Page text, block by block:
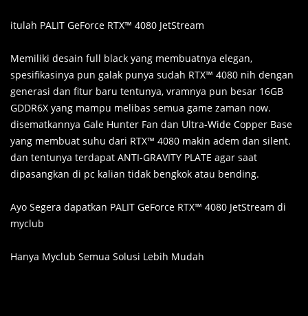
itulah PALIT GeForce RTX™ 4080 JetStream
Memiliki desain full black yang membuatnya elegan,
spesifikasinya pun galak punya sudah RTX™ 4080 nih dengan
generasi dan fitur baru tentunya, vramnya pun besar 16GB
GDDR6X yang mampu melibas semua game zaman now.
disematkannya Gale Hunter Fan dan Ultra-Wide Copper Base
yang membuat suhu dari RTX™ 4080 makin adem dan silent.
dan tentunya terdapat ANTI-GRAVITY PLATE agar saat
dipasangkan di pc kalian tidak bengkok atau bending.
Ayo Segera dapatkan PALIT GeForce RTX™ 4080 JetStream di
myclub
Hanya Myclub Semua Solusi Lebih Mudah